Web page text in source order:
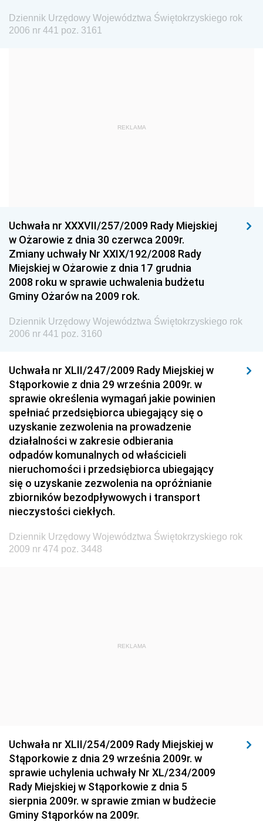
Sportu
Dziennik Urzędowy Ministra Edukacji i Nauki
Dziennik Urzędowy Ministra Gospodarki
Dziennik Urzędowy Urzędu Ochrony Konkurencji i
Konsumentów
Dziennik Urzędowy Ministra Pracy i Polityki
Społecznej
Dziennik Urzędowy Urzędu Lotnictwa Cywilnego
Dziennik Urzędowy Ministerstwa Hutnictwa i
Przemysłu Maszynowego
Dziennik Urzędowy Ministerstwa Zdrowia i Opieki
Społecznej
Dziennik Urzędowy Ministerstwa Rolnictwa, Leśnictwa
i Gospodarki Żywnościowej
Dziennik Urzędowy Ministra Spraw Wewnętrznych
Dziennik Urzędowy Ministra Transportu, Budownictwa
i Gospodarki Morskiej
Dziennik Urzędowy Ministra Administracji i Cyfryzacji
Dziennik Urzędowy Głównego Inspektora Ochrony
Dziennik Urzędowy Ministra Budownictwa i Przemysłu
Środowiska
Dziennik Urzędowy Ministerstwa Administracji,
Gospodarki Terenowej i Ochrony Środowiska
Dziennik Urzędowy Ministerstwa Administracji i
Gospodarki Przestrzennej
Dziennik Urzędowy Województwa Świętokrzyskiego rok
2006 nr 441 poz. 3161
REKLAMA
Uchwała nr XXXVII/257/2009 Rady Miejskiej
w Ożarowie z dnia 30 czerwca 2009r.
Zmiany uchwały Nr XXIX/192/2008 Rady
Miejskiej w Ożarowie z dnia 17 grudnia
2008 roku w sprawie uchwalenia budżetu
Gminy Ożarów na 2009 rok.
Dziennik Urzędowy Województwa Świętokrzyskiego rok
2006 nr 441 poz. 3160
Uchwała nr XLII/247/2009 Rady Miejskiej w
Stąporkowie z dnia 29 września 2009r. w
sprawie określenia wymagań jakie powinien
spełniać przedsiębiorca ubiegający się o
uzyskanie zezwolenia na prowadzenie
działalności w zakresie odbierania
odpadów komunalnych od właścicieli
nieruchomości i przedsiębiorca ubiegający
się o uzyskanie zezwolenia na opróżnianie
zbiorników bezodpływowych i transport
nieczystości ciekłych.
Dziennik Urzędowy Województwa Świętokrzyskiego rok
2009 nr 474 poz. 3448
REKLAMA
Uchwała nr XLII/254/2009 Rady Miejskiej w
Stąporkowie z dnia 29 września 2009r. w
sprawie uchylenia uchwały Nr XL/234/2009
Rady Miejskiej w Stąporkowie z dnia 5
sierpnia 2009r. w sprawie zmian w budżecie
Gminy Stąporków na 2009r.